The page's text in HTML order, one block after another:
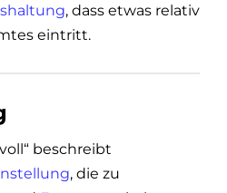
, dass etwas relativ
eintritt.
beschreibt
, die zu